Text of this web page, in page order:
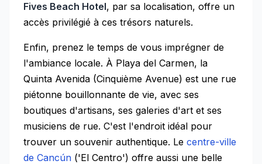
Fives Beach Hotel, par sa localisation, offre un
accès privilégié à ces trésors naturels.
Enfin, prenez le temps de vous imprégner de
l'ambiance locale. À Playa del Carmen, la
Quinta Avenida (Cinquième Avenue) est une rue
piétonne bouillonnante de vie, avec ses
boutiques d'artisans, ses galeries d'art et ses
musiciens de rue. C'est l'endroit idéal pour
trouver un souvenir authentique. Le centre-ville
de Cancún ('El Centro') offre aussi une belle